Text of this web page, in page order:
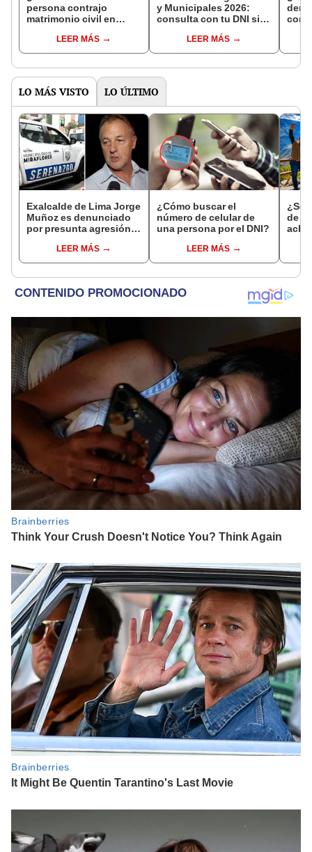
persona contrajo
matrimonio civil en
LEER MÁS
y Municipales 2026:
consulta con tu DNI si
de mesa para este 4 de
octubre en el link oficial
LEER MÁS
con
LO MÁS VISTO LO ÚLTIMO
Exalcalde de Lima Jorge
Muñoz es denunciado
por presunta agresión
de Miraflores
LEER MÁS
¿Cómo buscar el
número de celular de
una persona por el DNI?
LEER MÁS
¿Se
de